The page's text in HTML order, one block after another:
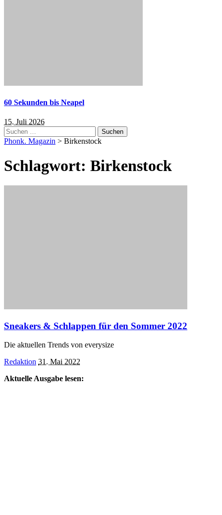
60 Sekunden bis Neapel
15. Juli 2026
Suchen
nach:
Phonk. Magazin > Birkenstock
Schlagwort: Birkenstock
Sneakers & Schlappen für den Sommer 2022
Die aktuellen Trends von everysize
Posted
Redaktion 31. Mai 2022
Aktuelle Ausgabe lesen: